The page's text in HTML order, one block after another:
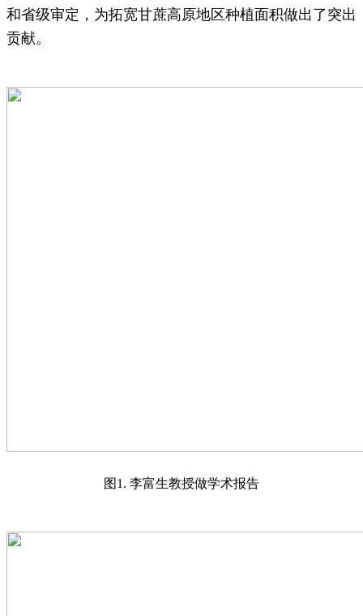
和省级审定，为拓宽甘蔗高原地区种植面积做出了突出
贡献。
图1. 李富生教授做学术报告